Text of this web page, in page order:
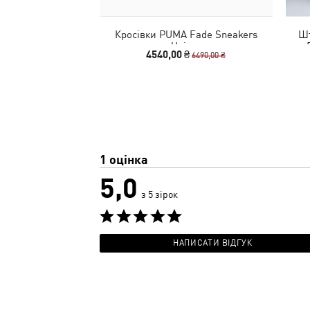
Кросівки PUMA Fade Sneakers
Unisex
4540,00 ₴6490,00 ₴
1 оцінка
5,0 з 5 зірок
НАПИСАТИ ВІДГУК